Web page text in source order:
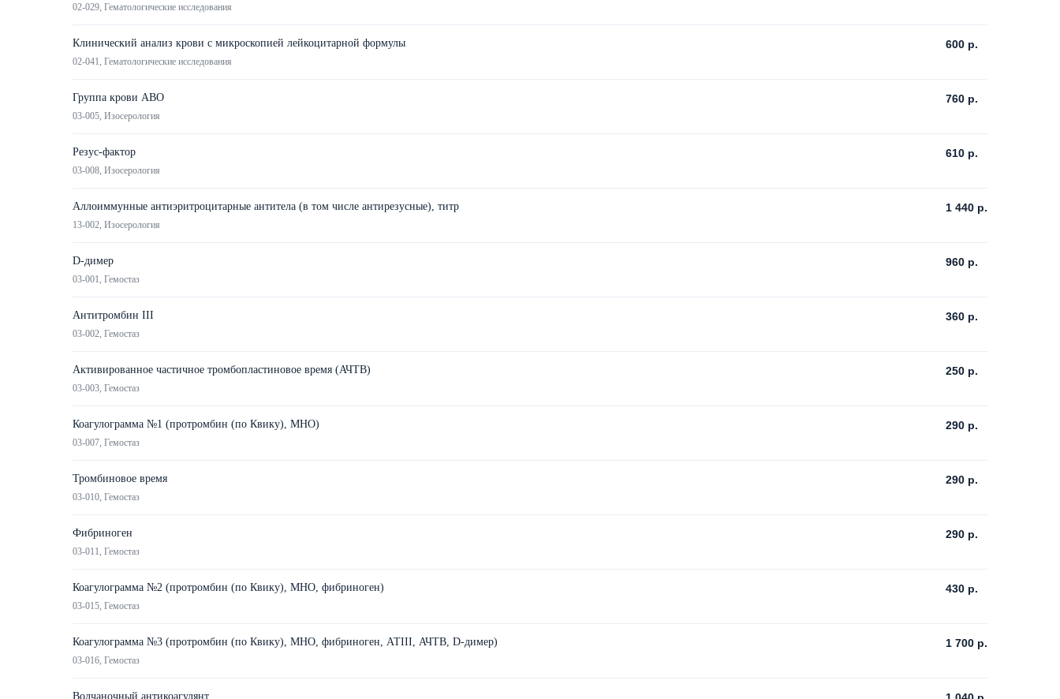
02-029, Гематологические исследования
Клинический анализ крови с микроскопией лейкоцитарной формулы
02-041, Гематологические исследования
600 р.
Группа крови ABO
03-005, Изосерология
760 р.
Резус-фактор
03-008, Изосерология
610 р.
Аллоиммунные антиэритроцитарные антитела (в том числе антирезусные), титр
13-002, Изосерология
1 440 р.
D-димер
03-001, Гемостаз
960 р.
Антитромбин III
03-002, Гемостаз
360 р.
Активированное частичное тромбопластиновое время (АЧТВ)
03-003, Гемостаз
250 р.
Коагулограмма №1 (протромбин (по Квику), МНО)
03-007, Гемостаз
290 р.
Тромбиновое время
03-010, Гемостаз
290 р.
Фибриноген
03-011, Гемостаз
290 р.
Коагулограмма №2 (протромбин (по Квику), МНО, фибриноген)
03-015, Гемостаз
430 р.
Коагулограмма №3 (протромбин (по Квику), МНО, фибриноген, АТIII, АЧТВ, D-димер)
03-016, Гемостаз
1 700 р.
Волчаночный антикоагулянт